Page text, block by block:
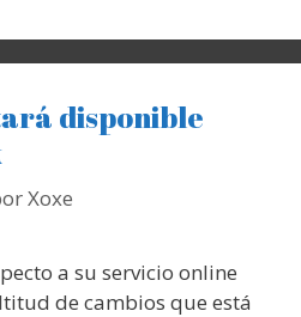
disponible
Xoxe
a su servicio online
de cambios que está